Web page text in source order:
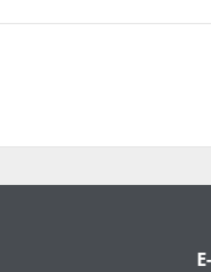
siz yapın!
öneri formunu